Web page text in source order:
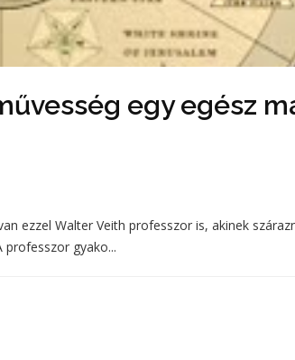
egy egész
ezzel Walter Veith professzor is, akinek
gyako...